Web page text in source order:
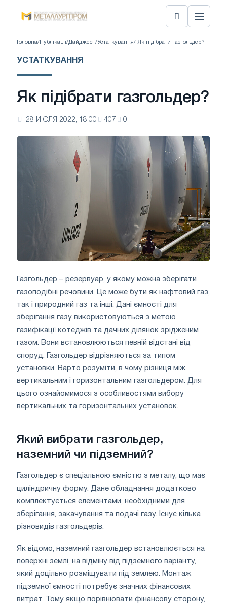
Головна/ Публікації/Дайджест/Устаткування/ Як підібрати газгольдер?
УСТАТКУВАННЯ
Як підібрати газгольдер?
28 ИЮЛЯ 2022, 18:00 407 0
Газгольдер – резервуар, у якому можна зберігати
газоподібні речовини. Це може бути як нафтовий газ,
так і природний газ та інші. Дані ємності для
зберігання газу використовуються з метою
газифікації котеджів та дачних ділянок зрідженим
газом. Вони встановлюються певній відстані від
споруд. Газгольдер відрізняються за типом
установки. Варто розуміти, в чому різниця між
вертикальним і горизонтальним газгольдером. Для
цього ознайомимося з особливостями вибору
вертикальних та горизонтальних установок.
Який вибрати газгольдер,
наземний чи підземний?
Газгольдер є спеціальною ємністю з металу, що має
циліндричну форму. Дане обладнання додатково
комплектується елементами, необхідними для
зберігання, закачування та подачі газу. Існує кілька
різновидів газгольдерів.
Як відомо, наземний газгольдер встановлюється на
поверхні землі, на відміну від підземного варіанту,
який доцільно розміщувати під землею. Монтаж
підземної ємності потребує значних фінансових
витрат. Тому якщо порівнювати фінансову сторону,